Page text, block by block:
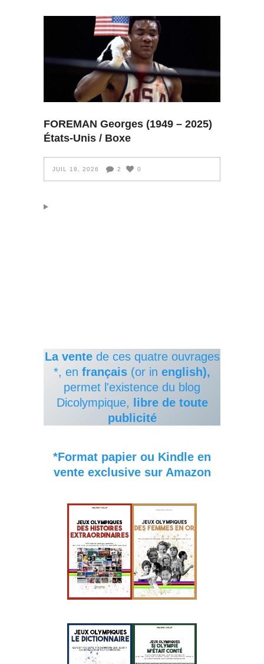
FOREMAN Georges (1949 – 2025)
États-Unis / Boxe
JUIL 18, 2026 2 0
La ventede ces quatre ouvrages
*, en français (or in english),
permet l'existence du blog
Dicolympique,
libre de toute
publicité
*Format papier ou Kindle en
vente exclusive sur Amazon